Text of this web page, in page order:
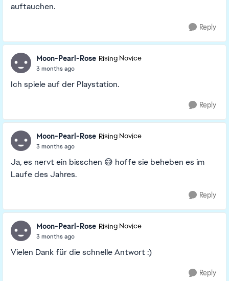
auftauchen.
Reply
Moon-Pearl-Rose Rising Novice
3 months ago
Ich spiele auf der Playstation.
Reply
Moon-Pearl-Rose Rising Novice
3 months ago
Ja, es nervt ein bisschen 😅 hoffe sie beheben es im
Laufe des Jahres.
Reply
Moon-Pearl-Rose Rising Novice
3 months ago
Vielen Dank für die schnelle Antwort :)
Reply